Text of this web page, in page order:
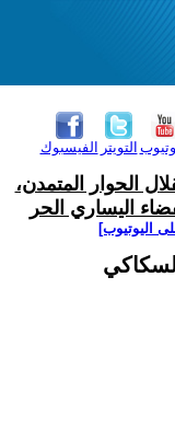
الفيسبوك التويتر
الحوار المتمدن،
اليساري الحر
اليوتيوب]